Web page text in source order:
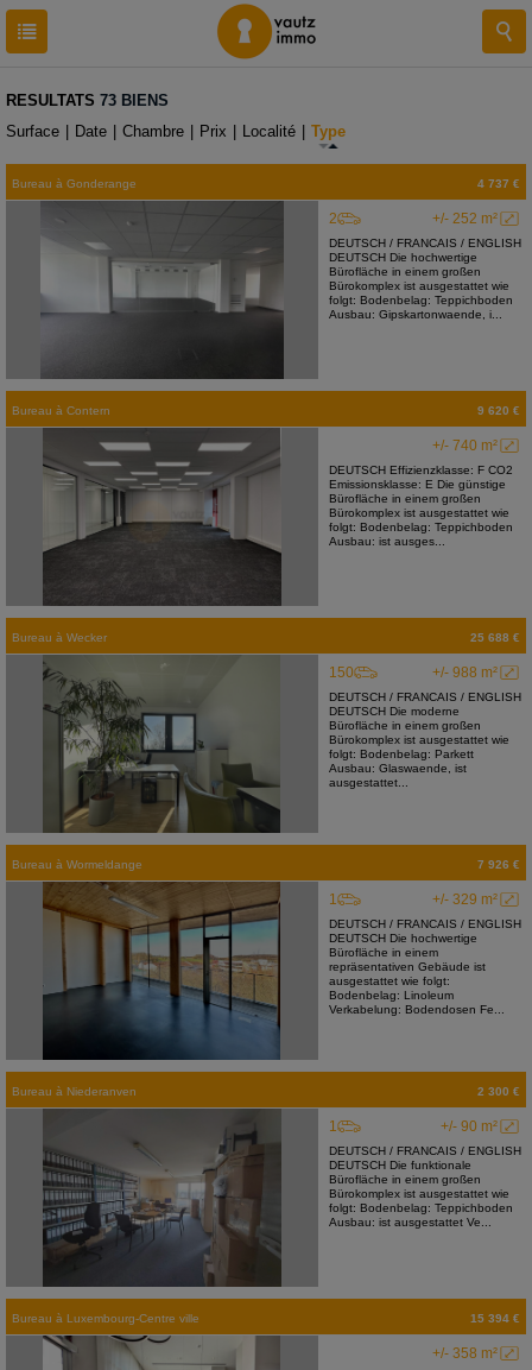
RESULTATS 73 BIENS
Surface
Date Chambre Prix Localité Type
Bureau à Gonderange 4 737 €
+/- 252 m²
2
DEUTSCH / FRANCAIS / ENGLISH
DEUTSCH Die hochwertige
Bürofläche in einem großen
Bürokomplex ist ausgestattet wie
folgt: Bodenbelag: Teppichboden
Ausbau: Gipskartonwaende, i...
Bureau à Contern 9 620 €
+/- 740 m²
DEUTSCH Effizienzklasse: F CO2
Emissionsklasse: E Die günstige
Bürofläche in einem großen
Bürokomplex ist ausgestattet wie
folgt: Bodenbelag: Teppichboden
Ausbau: ist ausges...
Bureau à Wecker 25 688 €
+/- 988 m²
150
DEUTSCH / FRANCAIS / ENGLISH
DEUTSCH Die moderne
Bürofläche in einem großen
Bürokomplex ist ausgestattet wie
folgt: Bodenbelag: Parkett
Ausbau: Glaswaende, ist
ausgestattet...
Bureau à Wormeldange 7 926 €
+/- 329 m²
1
DEUTSCH / FRANCAIS / ENGLISH
DEUTSCH Die hochwertige
Bürofläche in einem
repräsentativen Gebäude ist
ausgestattet wie folgt:
Bodenbelag: Linoleum
Verkabelung: Bodendosen Fe...
Bureau à Niederanven 2 300 €
+/- 90 m²
1
DEUTSCH / FRANCAIS / ENGLISH
DEUTSCH Die funktionale
Bürofläche in einem großen
Bürokomplex ist ausgestattet wie
folgt: Bodenbelag: Teppichboden
Ausbau: ist ausgestattet Ve...
Bureau à Luxembourg-Centre ville 15 394 €
+/- 358 m²